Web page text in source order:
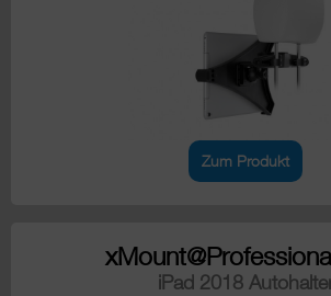
Zum Produkt
iPad 2018